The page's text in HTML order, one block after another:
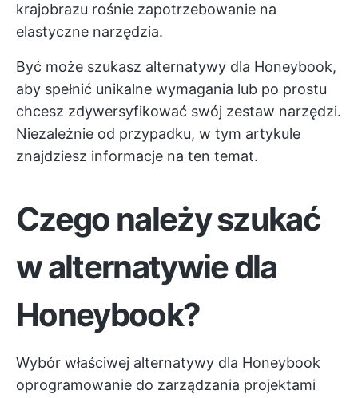
krajobrazu rośnie zapotrzebowanie na
elastyczne narzędzia.
Być może szukasz alternatywy dla Honeybook,
aby spełnić unikalne wymagania lub po prostu
chcesz zdywersyfikować swój zestaw narzędzi.
Niezależnie od przypadku, w tym artykule
znajdziesz informacje na ten temat.
Czego należy szukać
w alternatywie dla
Honeybook?
Wybór właściwej alternatywy dla Honeybook
oprogramowanie do zarządzania projektami